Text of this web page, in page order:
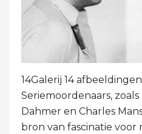
14Galerij 14 afbeeldingen
Seriemoordenaars,
Dahmer en Charles
bron van fascinatie voor